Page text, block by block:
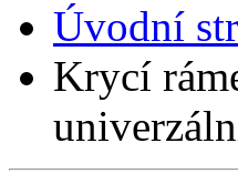
Úvodní
Krycí